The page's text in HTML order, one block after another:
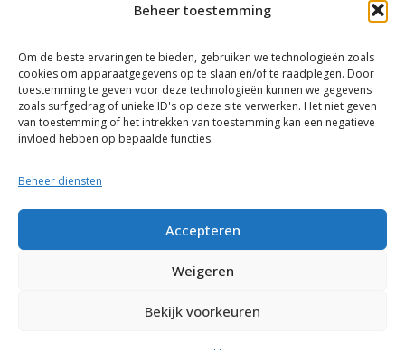
Beheer toestemming
Om de beste ervaringen te bieden, gebruiken we technologieën zoals
cookies om apparaatgegevens op te slaan en/of te raadplegen. Door
toestemming te geven voor deze technologieën kunnen we gegevens
zoals surfgedrag of unieke ID's op deze site verwerken. Het niet geven
van toestemming of het intrekken van toestemming kan een negatieve
invloed hebben op bepaalde functies.
Beheer diensten
Accepteren
Weigeren
Bekijk voorkeuren
PRODUCTEN ZOEKEN
Zoeken
naar:
Zoeken
10
© 2026 Zwembadwater.info